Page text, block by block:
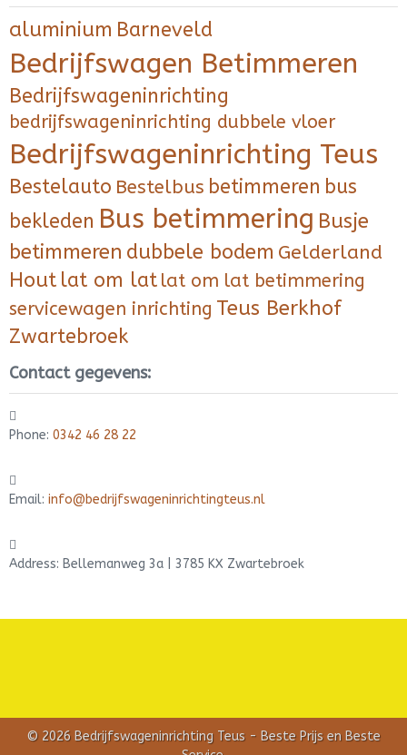
aluminium Barneveld
Bedrijfswagen Betimmeren
Bedrijfswageninrichting
bedrijfswageninrichting dubbele vloer
Bedrijfswageninrichting Teus
Bestelauto Bestelbus betimmeren bus
bekleden Bus betimmering Busje
betimmeren dubbele bodem Gelderland
Hout lat om lat lat om lat betimmering
servicewagen inrichting Teus Berkhof
Zwartebroek
Contact gegevens:
Phone: 0342 46 28 22
Email: info@bedrijfswageninrichtingteus.nl
Address: Bellemanweg 3a | 3785 KX Zwartebroek
© 2026 Bedrijfswageninrichting Teus - Beste Prijs en Beste